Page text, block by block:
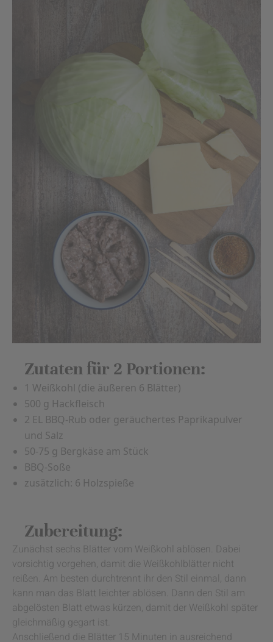
Zutaten für 2 Portionen:
1 Weißkohl (die äußeren 6 Blätter)
500 g Hackfleisch
2 EL BBQ-Rub oder geräuchertes Paprikapulver
und Salz
50-75 g Bergkäse am Stück
BBQ-Soße
zusätzlich: 6 Holzspieße
Zubereitung:
Zunächst sechs Blätter vom Weißkohl ablösen. Dabei
vorsichtig vorgehen, damit die Weißkohlblätter nicht
reißen. Am besten durchtrennt ihr den Stil einmal, dann
kann man das Blatt leichter ablösen. Dann den Stil am
abgelösten Blatt etwas kürzen, damit der Weißkohl später
gleichmäßig gegart ist.
Anschließend die Blätter 15 Minuten in ausreichend